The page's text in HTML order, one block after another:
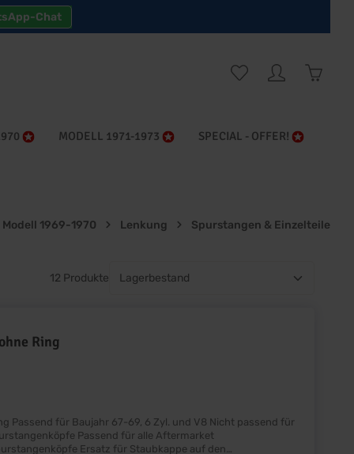
Chat
MODELL 1971-1973 SPECIAL - OFFER!
Modell 1969-1970 Lenkung Spurstangen & Einzelteile
12 Produkte
Ring
für